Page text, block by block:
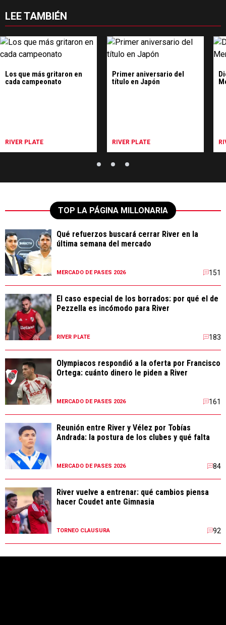
LEE TAMBIÉN
Los que más gritaron en
cada campeonato
RIVER PLATE
Primer aniversario del
título en Japón
RIVER PLATE
TOP LA PÁGINA MILLONARIA
Qué refuerzos buscará cerrar River en la
última semana del mercado
MERCADO DE PASES 2026 151
El caso especial de los borrados: por qué el de
Pezzella es incómodo para River
RIVER PLATE 183
Olympiacos respondió a la oferta por Francisco
Ortega: cuánto dinero le piden a River
MERCADO DE PASES 2026 161
Reunión entre River y Vélez por Tobías
Andrada: la postura de los clubes y qué falta
MERCADO DE PASES 2026 84
River vuelve a entrenar: qué cambios piensa
hacer Coudet ante Gimnasia
TORNEO CLAUSURA 92